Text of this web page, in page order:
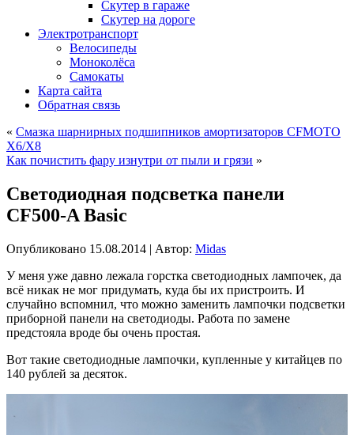
Скутер в гараже
Скутер на дороге
Электротранспорт
Велосипеды
Моноколёса
Самокаты
Карта сайта
Обратная связь
« Смазка шарнирных подшипников амортизаторов CFMOTO
X6/X8
Как почистить фару изнутри от пыли и грязи »
Светодиодная подсветка панели
CF500-A Basic
Опубликовано 15.08.2014 | Автор: Midas
У меня уже давно лежала горстка светодиодных лампочек, да
всё никак не мог придумать, куда бы их пристроить. И
случайно вспомнил, что можно заменить лампочки подсветки
приборной панели на светодиоды. Работа по замене
предстояла вроде бы очень простая.
Вот такие светодиодные лампочки, купленные у китайцев по
140 рублей за десяток.